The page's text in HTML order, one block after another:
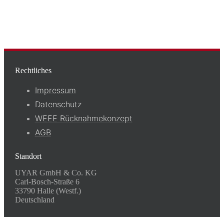
Rechtliches
Impressum
Datenschutz
WEEE Rücknahmekonzept
AGB
Standort
UYAR GmbH & Co. KG
Carl-Bosch-Straße 6
33790 Halle (Westf.)
Deutschland